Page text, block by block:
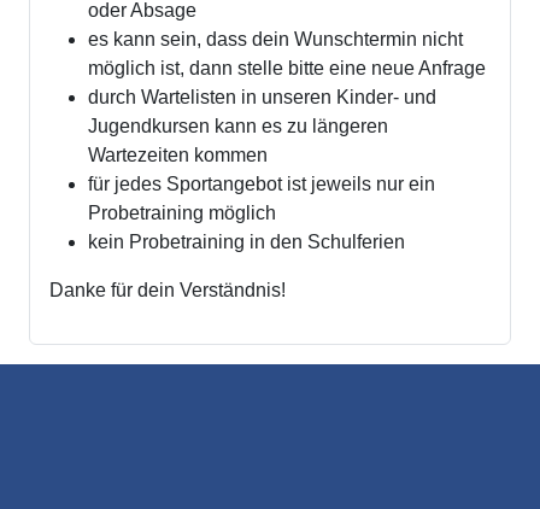
oder Absage
es kann sein, dass dein Wunschtermin nicht
möglich ist, dann stelle bitte eine neue Anfrage
durch Wartelisten in unseren Kinder- und
Jugendkursen kann es zu längeren
Wartezeiten kommen
für jedes Sportangebot ist jeweils nur ein
Probetraining möglich
kein Probetraining in den Schulferien
Danke für dein Verständnis!